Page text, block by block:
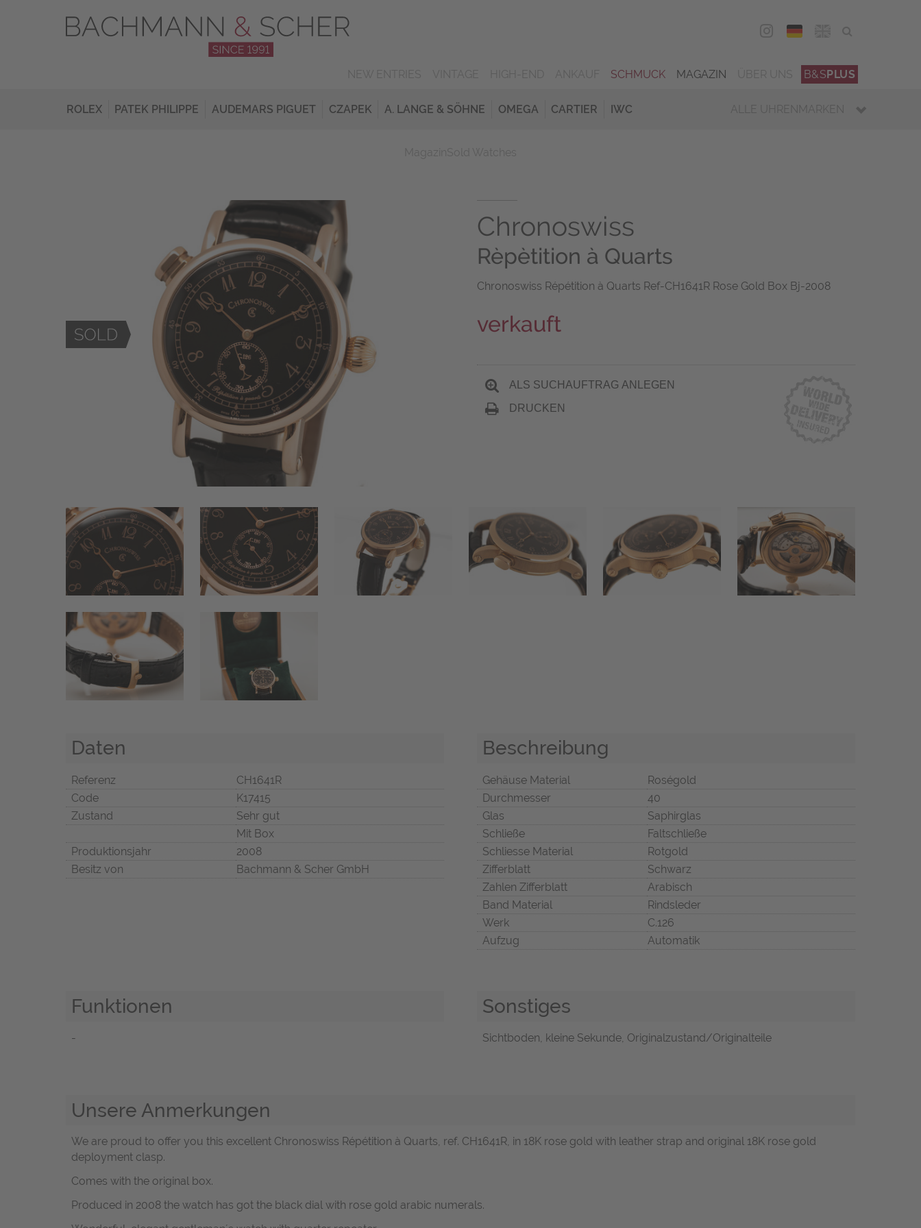
DEU
SCHMUCK MAGAZIN B&SPLUS
ROLEX PATEK PHILIPPE AUDEMARS PIGUET CZAPEK A. LANGE & SÖHNE OMEGA CARTIER IWC ALLE UHRENMARKEN
Chronoswiss
Rèpètition à Quarts
Chronoswiss Répétition à Quarts Ref-CH1641R Rose Gold Box Bj-2008
verkauft
ALS SUCHAUFTRAG ANLEGEN
DRUCKEN
Daten
Referenz
CH1641R
Code
K17415
Zustand
Sehr gut
Mit Box
Produktionsjahr
2008
Besitz von
Bachmann & Scher GmbH
Beschreibung
Gehäuse Material
Roségold
Durchmesser
40
Glas
Saphirglas
Schließe
Faltschließe
Schliesse Material
Rotgold
Zifferblatt
Schwarz
Zahlen Zifferblatt
Arabisch
Band Material
Rindsleder
Werk
C.126
Aufzug
Automatik
Funktionen
-
Sonstiges
Sichtboden, kleine Sekunde, Originalzustand/Originalteile
Unsere Anmerkungen
We are proud to offer you this excellent Chronoswiss Répétition à Quarts, ref. CH1641R, in 18K rose gold with leather strap and original 18K rose gold
deployment clasp.
Comes with the original box.
Produced in 2008 the watch has got the black dial with rose gold arabic numerals.